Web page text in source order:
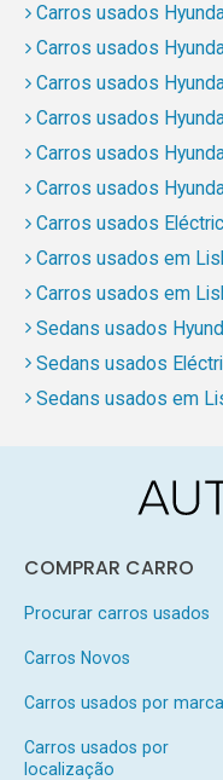
Carros usados
Carros usados
Carros usados
Carros usados
Carros usados
Carros usados
Carros usados
Carros usados em
Carros usados em
Sedans usados
Sedans usados
Sedans usados em
COMPRAR CARRO
Procurar carros usados
Carros Novos
Carros usados por marca
Carros usados por
localização